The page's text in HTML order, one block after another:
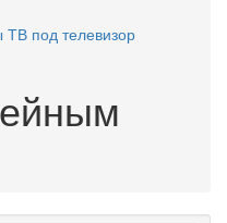
под телевизор